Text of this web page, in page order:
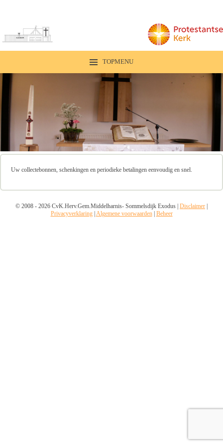
TOPMENU
Uw collectebonnen, schenkingen en periodieke betalingen eenvoudig en snel.
© 2008 - 2026 CvK.Herv.Gem.Middelharnis- Sommelsdijk Exodus | Disclaimer |
Privacyverklaring|Algemene voorwaarden| Beheer